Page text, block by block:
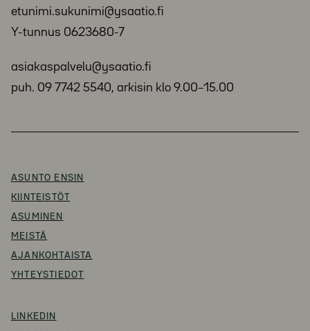
etunimi.sukunimi@ysaatio.fi
Y-tunnus 0623680-7
asiakaspalvelu@ysaatio.fi
puh. 09 7742 5540, arkisin klo 9.00–15.00
ASUNTO ENSIN
KIINTEISTÖT
ASUMINEN
MEISTÄ
AJANKOHTAISTA
YHTEYSTIEDOT
LINKEDIN